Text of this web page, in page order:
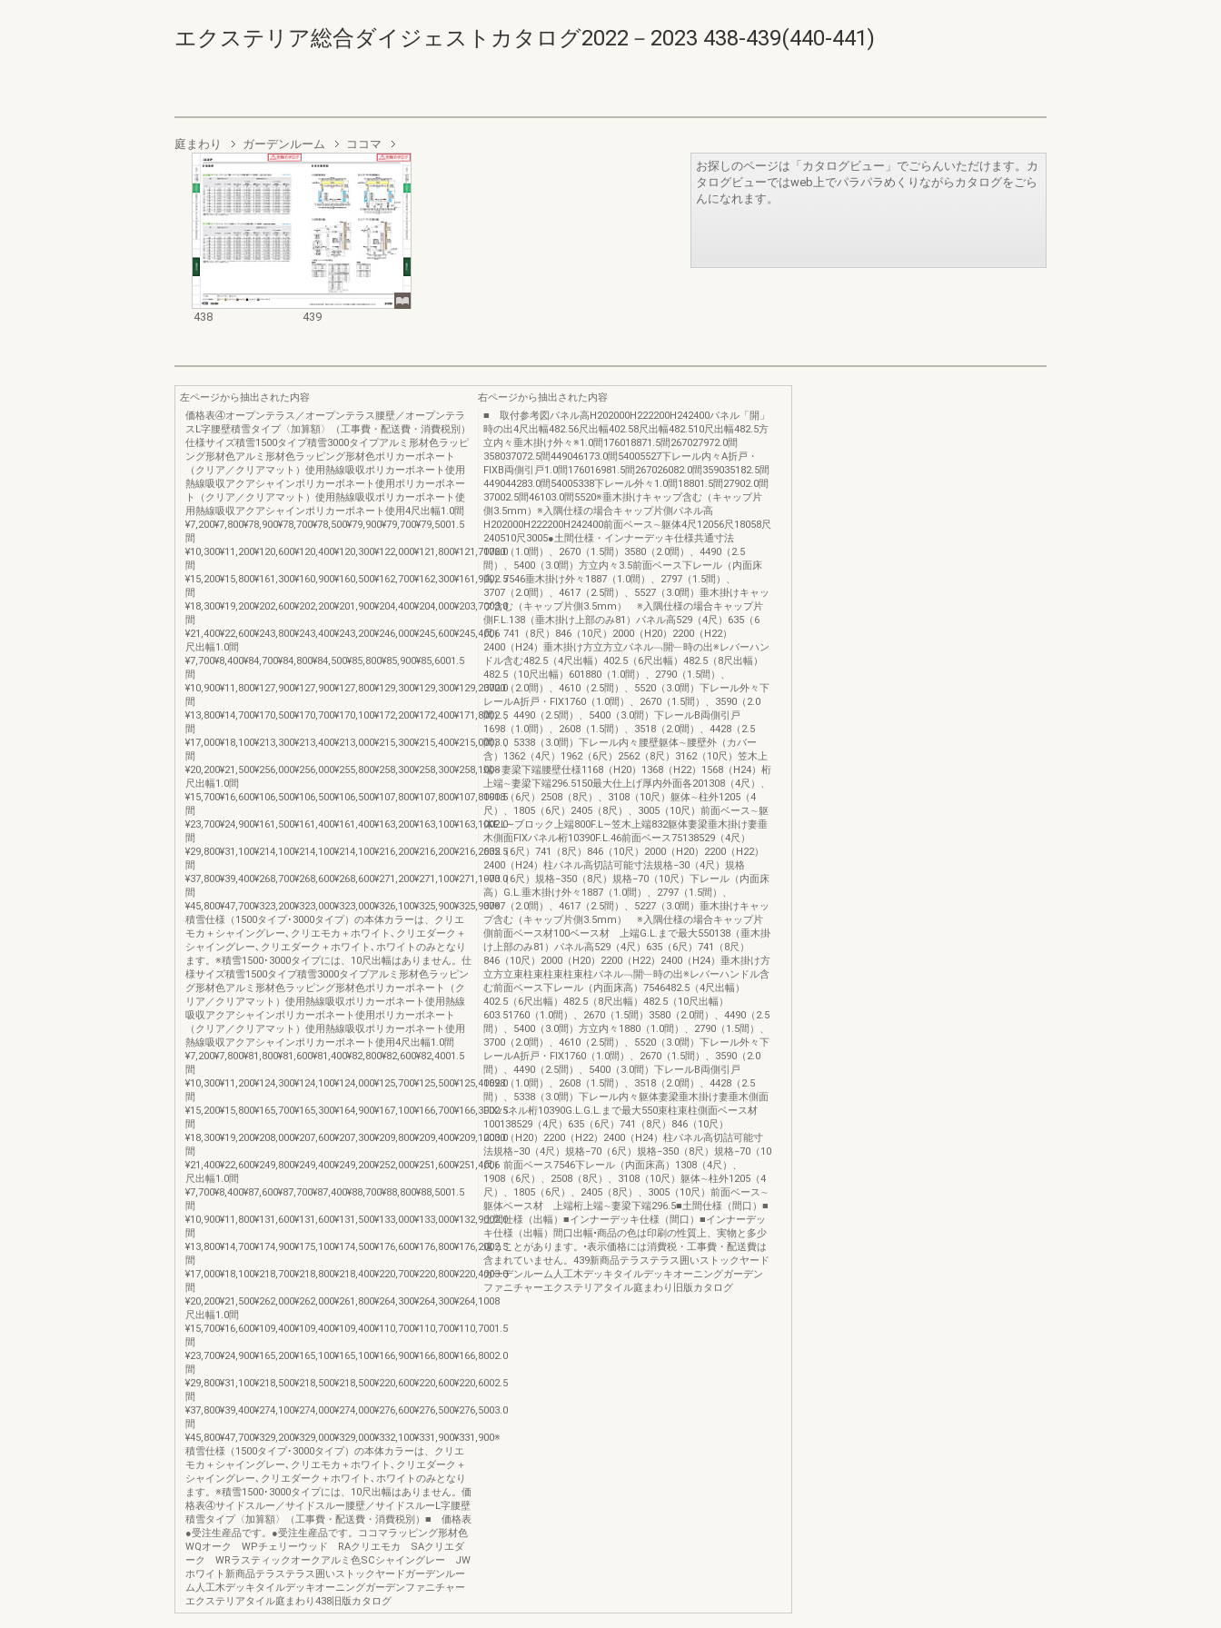
エクステリア総合ダイジェストカタログ2022－2023 438-439(440-441)
庭まわり ガーデンルーム ココマ
438 439
お探しのページは「カタログビュー」でごらんいただけます。カ
タログビューではweb上でパラパラめくりながらカタログをごら
んになれます。
左ページから抽出された内容
価格表④オープンテラス／オープンテラス腰壁／オープンテラ
スL字腰壁積雪タイプ〈加算額〉（工事費・配送費・消費税別）
仕様サイズ積雪1500タイプ積雪3000タイプアルミ形材色ラッピ
ング形材色アルミ形材色ラッピング形材色ポリカーボネート
（クリア／クリアマット）使用熱線吸収ポリカーボネート使用
熱線吸収アクアシャインポリカーボネート使用ポリカーボネー
ト（クリア／クリアマット）使用熱線吸収ポリカーボネート使
用熱線吸収アクアシャインポリカーボネート使用4尺出幅1.0間
¥7,200¥7,800¥78,900¥78,700¥78,500¥79,900¥79,700¥79,5001.5
間
¥10,300¥11,200¥120,600¥120,400¥120,300¥122,000¥121,800¥121,7002.0
間
¥15,200¥15,800¥161,300¥160,900¥160,500¥162,700¥162,300¥161,9002.5
間
¥18,300¥19,200¥202,600¥202,200¥201,900¥204,400¥204,000¥203,7003.0
間
¥21,400¥22,600¥243,800¥243,400¥243,200¥246,000¥245,600¥245,4006
尺出幅1.0間
¥7,700¥8,400¥84,700¥84,800¥84,500¥85,800¥85,900¥85,6001.5
間
¥10,900¥11,800¥127,900¥127,900¥127,800¥129,300¥129,300¥129,2002.0
間
¥13,800¥14,700¥170,500¥170,700¥170,100¥172,200¥172,400¥171,8002.5
間
¥17,000¥18,100¥213,300¥213,400¥213,000¥215,300¥215,400¥215,0003.0
間
¥20,200¥21,500¥256,000¥256,000¥255,800¥258,300¥258,300¥258,1008
尺出幅1.0間
¥15,700¥16,600¥106,500¥106,500¥106,500¥107,800¥107,800¥107,8001.5
間
¥23,700¥24,900¥161,500¥161,400¥161,400¥163,200¥163,100¥163,1002.0
間
¥29,800¥31,100¥214,100¥214,100¥214,100¥216,200¥216,200¥216,2002.5
間
¥37,800¥39,400¥268,700¥268,600¥268,600¥271,200¥271,100¥271,1003.0
間
¥45,800¥47,700¥323,200¥323,000¥323,000¥326,100¥325,900¥325,900※
積雪仕様（1500タイプ･3000タイプ）の本体カラーは、クリエ
モカ＋シャイングレー､クリエモカ＋ホワイト､クリエダーク＋
シャイングレー､クリエダーク＋ホワイト､ホワイトのみとなり
ます。※積雪1500･3000タイプには、10尺出幅はありません。仕
様サイズ積雪1500タイプ積雪3000タイプアルミ形材色ラッピン
グ形材色アルミ形材色ラッピング形材色ポリカーボネート（ク
リア／クリアマット）使用熱線吸収ポリカーボネート使用熱線
吸収アクアシャインポリカーボネート使用ポリカーボネート
（クリア／クリアマット）使用熱線吸収ポリカーボネート使用
熱線吸収アクアシャインポリカーボネート使用4尺出幅1.0間
¥7,200¥7,800¥81,800¥81,600¥81,400¥82,800¥82,600¥82,4001.5
間
¥10,300¥11,200¥124,300¥124,100¥124,000¥125,700¥125,500¥125,4002.0
間
¥15,200¥15,800¥165,700¥165,300¥164,900¥167,100¥166,700¥166,3002.5
間
¥18,300¥19,200¥208,000¥207,600¥207,300¥209,800¥209,400¥209,1003.0
間
¥21,400¥22,600¥249,800¥249,400¥249,200¥252,000¥251,600¥251,4006
尺出幅1.0間
¥7,700¥8,400¥87,600¥87,700¥87,400¥88,700¥88,800¥88,5001.5
間
¥10,900¥11,800¥131,600¥131,600¥131,500¥133,000¥133,000¥132,9002.0
間
¥13,800¥14,700¥174,900¥175,100¥174,500¥176,600¥176,800¥176,2002.5
間
¥17,000¥18,100¥218,700¥218,800¥218,400¥220,700¥220,800¥220,4003.0
間
¥20,200¥21,500¥262,000¥262,000¥261,800¥264,300¥264,300¥264,1008
尺出幅1.0間
¥15,700¥16,600¥109,400¥109,400¥109,400¥110,700¥110,700¥110,7001.5
間
¥23,700¥24,900¥165,200¥165,100¥165,100¥166,900¥166,800¥166,8002.0
間
¥29,800¥31,100¥218,500¥218,500¥218,500¥220,600¥220,600¥220,6002.5
間
¥37,800¥39,400¥274,100¥274,000¥274,000¥276,600¥276,500¥276,5003.0
間
¥45,800¥47,700¥329,200¥329,000¥329,000¥332,100¥331,900¥331,900※
積雪仕様（1500タイプ･3000タイプ）の本体カラーは、クリエ
モカ＋シャイングレー､クリエモカ＋ホワイト､クリエダーク＋
シャイングレー､クリエダーク＋ホワイト､ホワイトのみとなり
ます。※積雪1500･3000タイプには、10尺出幅はありません。価
格表④サイドスルー／サイドスルー腰壁／サイドスルーL字腰壁
積雪タイプ〈加算額〉（工事費・配送費・消費税別）■ 価格表
●受注生産品です。●受注生産品です。ココマラッピング形材色
WQオーク WPチェリーウッド RAクリエモカ SAクリエダ
ーク WRラスティックオークアルミ色SCシャイングレー JW
ホワイト新商品テラステラス囲いストックヤードガーデンルー
ム人工木デッキタイルデッキオーニングガーデンファニチャー
エクステリアタイル庭まわり438旧版カタログ
右ページから抽出された内容
■ 取付参考図パネル高H202000H222200H242400パネル「開」
時の出4尺出幅482.56尺出幅402.58尺出幅482.510尺出幅482.5方
立内々垂木掛け外々※1.0間176018871.5間267027972.0間
358037072.5間449046173.0間54005527下レール内々A折戸・
FIXB両側引戸1.0間176016981.5間267026082.0間359035182.5間
449044283.0間54005338下レール外々1.0間18801.5間27902.0間
37002.5間46103.0間5520※垂木掛けキャップ含む（キャップ片
側3.5mm）※入隅仕様の場合キャップ片側パネル高
H202000H222200H242400前面ベース∼躯体4尺12056尺18058尺
240510尺3005●土間仕様・インナーデッキ仕様共通寸法
1760（1.0間）、2670（1.5間）3580（2.0間）、4490（2.5
間）、5400（3.0間）方立内々3.5前面ベース下レール（内面床
高）7546垂木掛け外々1887（1.0間）、2797（1.5間）、
3707（2.0間）、4617（2.5間）、5527（3.0間）垂木掛けキャッ
プ含む（キャップ片側3.5mm） ※入隅仕様の場合キャップ片
側F.L.138（垂木掛け上部のみ81）パネル高529（4尺）635（6
尺）741（8尺）846（10尺）2000（H20）2200（H22）
2400（H24）垂木掛け方立方立パネル﹁開﹂時の出※レバーハン
ドル含む482.5（4尺出幅）402.5（6尺出幅）482.5（8尺出幅）
482.5（10尺出幅）601880（1.0間）、2790（1.5間）、
3700（2.0間）、4610（2.5間）、5520（3.0間）下レール外々下
レールA折戸・FIX1760（1.0間）、2670（1.5間）、3590（2.0
間）、4490（2.5間）、5400（3.0間）下レールB両側引戸
1698（1.0間）、2608（1.5間）、3518（2.0間）、4428（2.5
間）、5338（3.0間）下レール内々腰壁躯体∼腰壁外（カバー
含）1362（4尺）1962（6尺）2562（8尺）3162（10尺）笠木上
端∼妻梁下端腰壁仕様1168（H20）1368（H22）1568（H24）桁
上端∼妻梁下端296.5150最大仕上げ厚内外面各201308（4尺）、
1908（6尺）2508（8尺）、3108（10尺）躯体∼柱外1205（4
尺）、1805（6尺）2405（8尺）、3005（10尺）前面ベース∼躯
体F.L∼ブロック上端800F.L∼笠木上端832躯体妻梁垂木掛け妻垂
木側面FIXパネル桁10390F.L.46前面ベース75138529（4尺）
635（6尺）741（8尺）846（10尺）2000（H20）2200（H22）
2400（H24）柱パネル高切詰可能寸法規格−30（4尺）規格
−70（6尺）規格−350（8尺）規格−70（10尺）下レール（内面床
高）G.L.垂木掛け外々1887（1.0間）、2797（1.5間）、
3707（2.0間）、4617（2.5間）、5227（3.0間）垂木掛けキャッ
プ含む（キャップ片側3.5mm） ※入隅仕様の場合キャップ片
側前面ベース材100ベース材 上端G.L.まで最大550138（垂木掛
け上部のみ81）パネル高529（4尺）635（6尺）741（8尺）
846（10尺）2000（H20）2200（H22）2400（H24）垂木掛け方
立方立束柱束柱束柱束柱パネル﹁開﹂時の出※レバーハンドル含
む前面ベース下レール（内面床高）7546482.5（4尺出幅）
402.5（6尺出幅）482.5（8尺出幅）482.5（10尺出幅）
603.51760（1.0間）、2670（1.5間）3580（2.0間）、4490（2.5
間）、5400（3.0間）方立内々1880（1.0間）、2790（1.5間）、
3700（2.0間）、4610（2.5間）、5520（3.0間）下レール外々下
レールA折戸・FIX1760（1.0間）、2670（1.5間）、3590（2.0
間）、4490（2.5間）、5400（3.0間）下レールB両側引戸
1698（1.0間）、2608（1.5間）、3518（2.0間）、4428（2.5
間）、5338（3.0間）下レール内々躯体妻梁垂木掛け妻垂木側面
FIXパネル桁10390G.L.G.L.まで最大550束柱束柱側面ベース材
100138529（4尺）635（6尺）741（8尺）846（10尺）
2000（H20）2200（H22）2400（H24）柱パネル高切詰可能寸
法規格−30（4尺）規格−70（6尺）規格−350（8尺）規格−70（10
尺）前面ベース7546下レール（内面床高）1308（4尺）、
1908（6尺）、2508（8尺）、3108（10尺）躯体∼柱外1205（4
尺）、1805（6尺）、2405（8尺）、3005（10尺）前面ベース∼
躯体ベース材 上端桁上端∼妻梁下端296.5■土間仕様（間口）■
土間仕様（出幅）■インナーデッキ仕様（間口）■インナーデッ
キ仕様（出幅）間口出幅•商品の色は印刷の性質上、実物と多少
違うことがあります。•表示価格には消費税・工事費・配送費は
含まれていません。439新商品テラステラス囲いストックヤード
ガーデンルーム人工木デッキタイルデッキオーニングガーデン
ファニチャーエクステリアタイル庭まわり旧版カタログ